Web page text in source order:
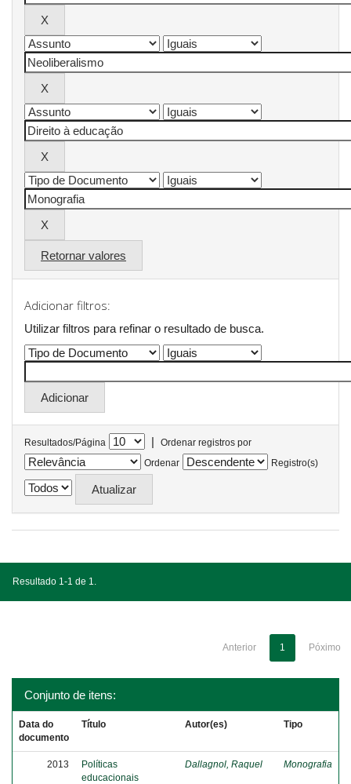
Retornar valores
Adicionar filtros:
Utilizar filtros para refinar o resultado de busca.
Resultados/Página |
Ordenar registros por
Ordenar
Registro(s)
Resultado 1-1 de 1.
Anterior 1 Póximo
Conjunto de itens:
Data do
documento
Título Autor(es) Tipo
2013
Políticas
educacionais
Dallagnol, Raquel Monografia